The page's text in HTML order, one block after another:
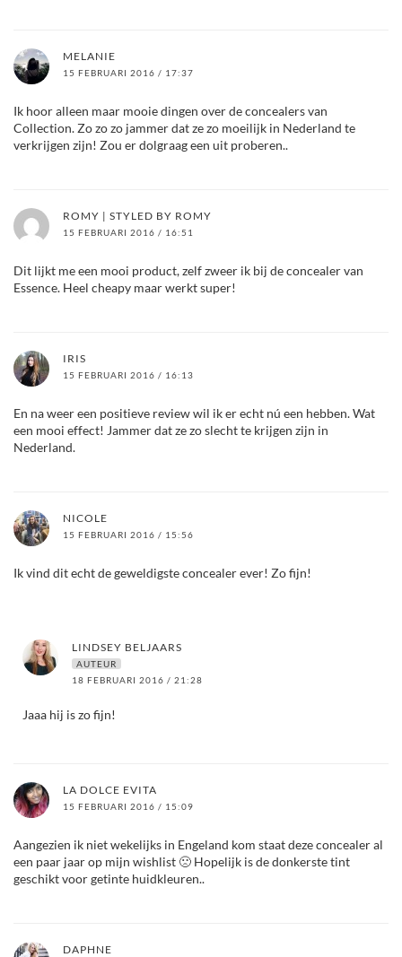
MELANIE
15 FEBRUARI 2016 / 17:37
Ik hoor alleen maar mooie dingen over de concealers van
Collection. Zo zo zo jammer dat ze zo moeilijk in Nederland te
verkrijgen zijn! Zou er dolgraag een uit proberen..
ROMY | STYLED BY ROMY
15 FEBRUARI 2016 / 16:51
Dit lijkt me een mooi product, zelf zweer ik bij de concealer van
Essence. Heel cheapy maar werkt super!
IRIS
15 FEBRUARI 2016 / 16:13
En na weer een positieve review wil ik er echt nú een hebben. Wat
een mooi effect! Jammer dat ze zo slecht te krijgen zijn in
Nederland.
NICOLE
15 FEBRUARI 2016 / 15:56
Ik vind dit echt de geweldigste concealer ever! Zo fijn!
LINDSEY BELJAARS
AUTEUR
18 FEBRUARI 2016 / 21:28
Jaaa hij is zo fijn!
LA DOLCE EVITA
15 FEBRUARI 2016 / 15:09
Aangezien ik niet wekelijks in Engeland kom staat deze concealer al
een paar jaar op mijn wishlist 🙁 Hopelijk is de donkerste tint
geschikt voor getinte huidkleuren..
DAPHNE